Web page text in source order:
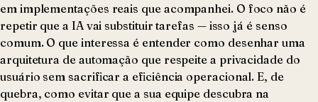
em implementações reais que acompanhei. O foco não é
repetir que a IA vai substituir tarefas — isso já é senso
comum. O que interessa é entender como desenhar uma
arquitetura de automação que respeite a privacidade do
usuário sem sacrificar a eficiência operacional. E, de
quebra, como evitar que a sua equipe descubra na